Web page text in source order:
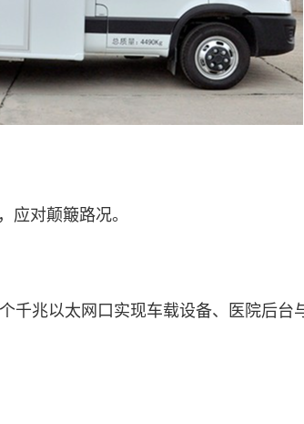
对颠簸路况。
兆以太网口实现车载设备、医院后台